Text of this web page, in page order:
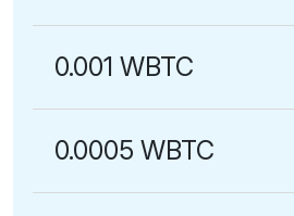
0.001 WBTC
0.0005 WBTC